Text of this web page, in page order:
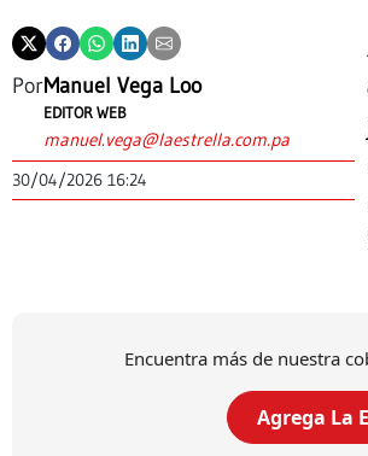
PorManuel Vega Loo
EDITOR WEB
manuel.vega@laestrella.com.pa
30/04/2026 16:24
Encuentra más de nuestra
Agrega La